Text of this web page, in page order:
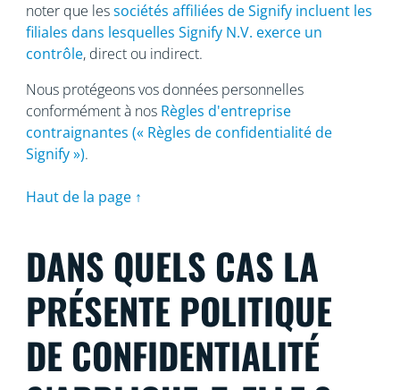
noter que lessociétés affiliées de Signify incluent les
filiales dans lesquelles Signify N.V. exerce un
contrôle, direct ou indirect.
Nous protégeons vos données personnelles
conformément à nos Règles d'entreprise
contraignantes (« Règles de confidentialité de
Signify »).
Haut de la page ↑
DANS QUELS CAS LA
PRÉSENTE POLITIQUE
DE CONFIDENTIALITÉ